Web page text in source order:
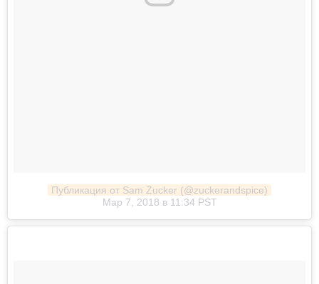
Публикация от Sam Zucker (@zuckerandspice)
Мар 7, 2018 в 11:34 PST